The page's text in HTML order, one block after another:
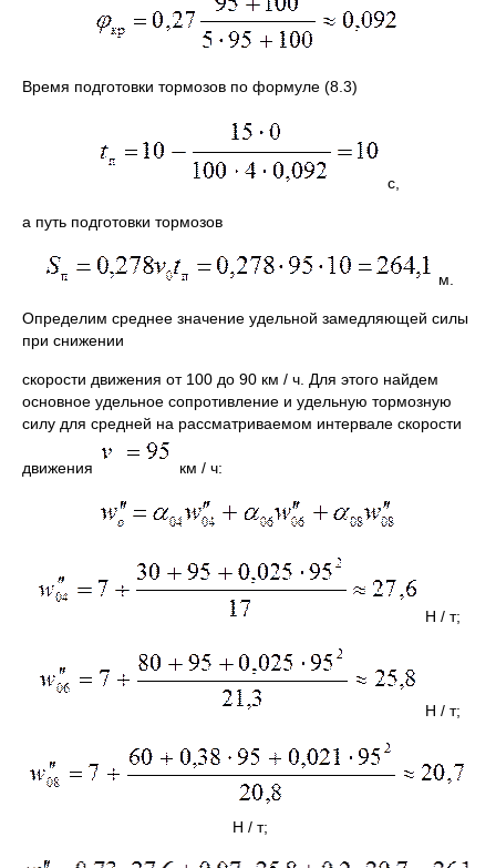
Время подготовки тормозов по формуле (8.3)
с,
а путь подготовки тормозов
м.
Определим среднее значение удельной замедляющей силы
при снижении
скорости движения от 100 до 90 км / ч. Для этого найдем
основное удельное сопротивление и удельную тормозную
силу для средней на рассматриваемом интервале скорости
движения км / ч:
Н / т;
Н / т;
Н / т;